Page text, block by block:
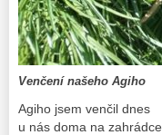
Venčení našeho Agiho
Agiho jsem venčil dnes
u nás doma na zahrádce